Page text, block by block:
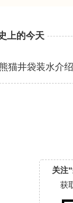
上的今天
猫井袋装水介
关注
获